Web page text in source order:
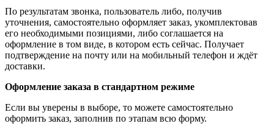
По результатам звонка, пользователь либо, получив
уточнения, самостоятельно оформляет заказ, укомплектовав
его необходимыми позициями, либо соглашается на
оформление в том виде, в котором есть сейчас. Получает
подтверждение на почту или на мобильный телефон и ждёт
доставки.
Оформление заказа в стандартном режиме
Если вы уверены в выборе, то можете самостоятельно
оформить заказ, заполнив по этапам всю форму.